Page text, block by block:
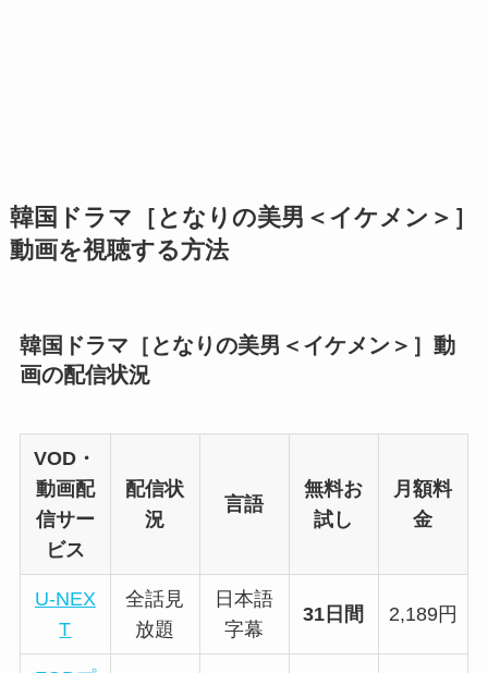
韓国ドラマ［となりの美男＜イケメン＞］
動画を視聴する方法
韓国ドラマ［となりの美男＜イケメン＞］動
画の配信状況
VOD・
動画配
信サー
ビス
配信状
況
言語
無料お
試し
月額料
金
U-NEX
T
全話見
放題
日本語
字幕
31日間 2,189円